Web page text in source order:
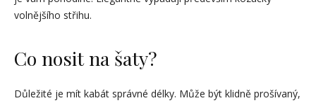
volnějšího střihu.
Co nosit na šaty?
Důležité je mít kabát správné délky. Může být klidně prošívaný,